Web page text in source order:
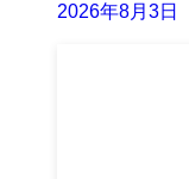
2026年8月3日